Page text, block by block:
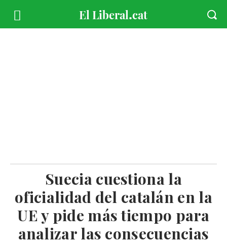
Suecia cuestiona la
oficialidad del catalán en la
UE y pide más tiempo para
analizar las consecuencias